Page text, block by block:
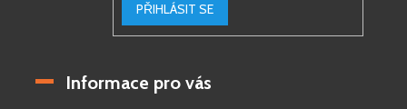
PŘIHLÁSIT SE
Informace pro vás